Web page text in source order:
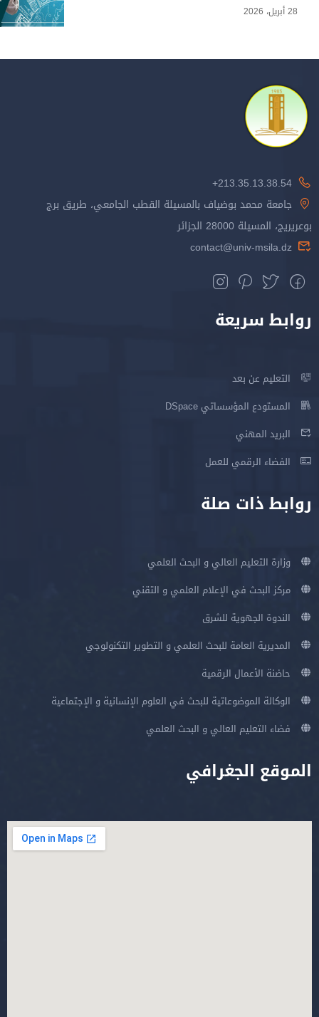
28 أبريل، 2026
213.35.13.38.54+
جامعة محمد بوضياف بالمسيلة القطب الجامعي، طريق برج
بوعريريج، المسيلة 28000 الجزائر
contact@univ-msila.dz
روابط سريعة
التعليم عن بعد
المستودع المؤسساتي DSpace
البريد المهني
الفضاء الرقمي للعمل
روابط ذات صلة
وزارة التعليم العالي و البحث العلمي
مركز البحث في الإعلام العلمي و التقني
الندوة الجهوية للشرق
المديرية العامة للبحث العلمي و التطوير التكنولوجي
حاضنة الأعمال الرقمية
الوكالة الموضوعاتية للبحث في العلوم الإنسانية و الإجتماعية
فضاء التعليم العالي و البحث العلمي
الموقع الجغرافي